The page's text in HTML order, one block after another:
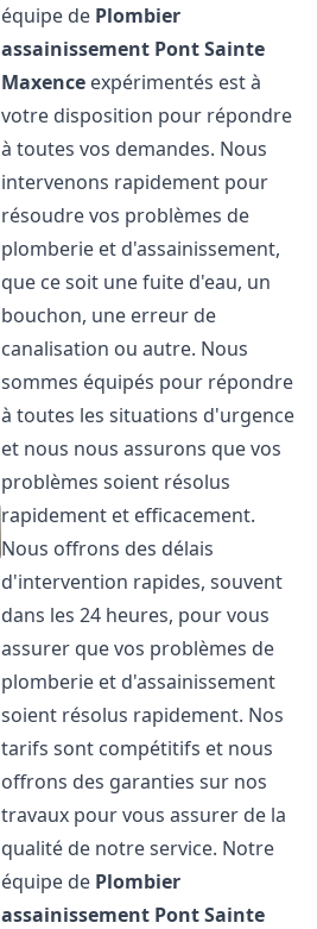
équipe de Plombier
assainissement Pont Sainte
Maxence expérimentés est à
votre disposition pour répondre
à toutes vos demandes. Nous
intervenons rapidement pour
résoudre vos problèmes de
plomberie et d'assainissement,
que ce soit une fuite d'eau, un
bouchon, une erreur de
canalisation ou autre. Nous
sommes équipés pour répondre
à toutes les situations d'urgence
et nous nous assurons que vos
problèmes soient résolus
rapidement et efficacement.
Nous offrons des délais
d'intervention rapides, souvent
dans les 24 heures, pour vous
assurer que vos problèmes de
plomberie et d'assainissement
soient résolus rapidement. Nos
tarifs sont compétitifs et nous
offrons des garanties sur nos
travaux pour vous assurer de la
qualité de notre service. Notre
équipe de Plombier
assainissement Pont Sainte